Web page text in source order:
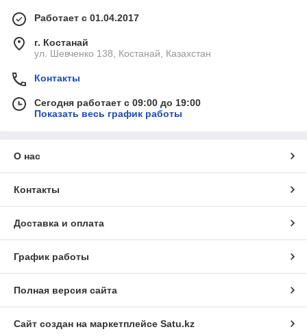
Работает с 01.04.2017
г. Костанай
ул. Шевченко 138, Костанай, Казахстан
Контакты
Сегодня работает с 09:00 до 19:00
Показать весь график работы
О нас
Контакты
Доставка и оплата
График работы
Полная версия сайта
Сайт создан на маркетплейсе Satu.kz